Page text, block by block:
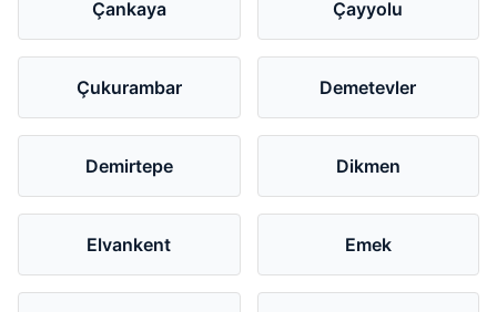
Çankaya Çayyolu
Çukurambar Demetevler
Demirtepe Dikmen
Elvankent Emek